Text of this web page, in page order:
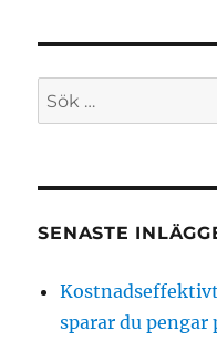
Sök
efter:
SENASTE
sparar du pengar